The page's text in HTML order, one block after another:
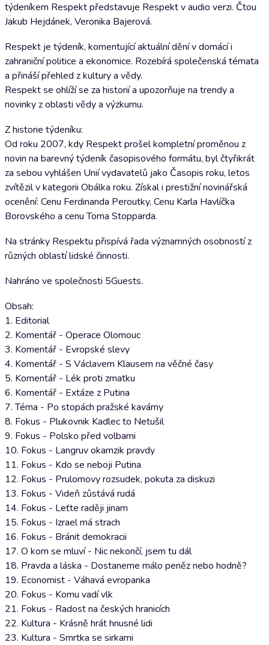
týdeníkem Respekt představuje Respekt v audio verzi. Čtou
Jakub Hejdánek, Veronika Bajerová.
Respekt je týdeník, komentující aktuální dění v domácí i
zahraniční politice a ekonomice. Rozebírá společenská témata
a přináší přehled z kultury a vědy.
Respekt se ohlíží se za historií a upozorňuje na trendy a
novinky z oblasti vědy a výzkumu.
Z historie týdeníku:
Od roku 2007, kdy Respekt prošel kompletní proměnou z
novin na barevný týdeník časopisového formátu, byl čtyřikrát
za sebou vyhlášen Unií vydavatelů jako Časopis roku, letos
zvítězil v kategorii Obálka roku. Získal i prestižní novinářská
ocenění: Cenu Ferdinanda Peroutky, Cenu Karla Havlíčka
Borovského a cenu Toma Stopparda.
Na stránky Respektu přispívá řada významných osobností z
různých oblastí lidské činnosti.
Nahráno ve společnosti 5Guests.
Obsah:
1. Editorial
2. Komentář - Operace Olomouc
3. Komentář - Evropské slevy
4. Komentář - S Václavem Klausem na věčné časy
5. Komentář - Lék proti zmatku
6. Komentář - Extáze z Putina
7. Téma - Po stopách pražské kavárny
8. Fokus - Plukovnik Kadlec to Netušil
9. Fokus - Polsko před volbami
10. Fokus - Langruv okamzik pravdy
11. Fokus - Kdo se neboji Putina
12. Fokus - Prulomovy rozsudek, pokuta za diskuzi
13. Fokus - Videň zůstává rudá
14. Fokus - Leťte raději jinam
15. Fokus - Izrael má strach
16. Fokus - Bránit demokracii
17. O kom se mluví - Nic nekončí, jsem tu dál
18. Pravda a láska - Dostaneme málo peněz nebo hodně?
19. Economist - Váhavá evropanka
20. Fokus - Komu vadí vlk
21. Fokus - Radost na českých hranicích
22. Kultura - Krásně hrát hnusné lidi
23. Kultura - Smrtka se sirkami